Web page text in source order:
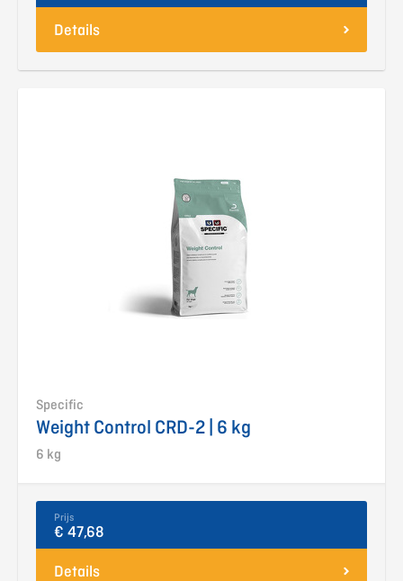
Details
Specific
Weight Control CRD-2 | 6 kg
6 kg
Prijs
€ 47,68
Details